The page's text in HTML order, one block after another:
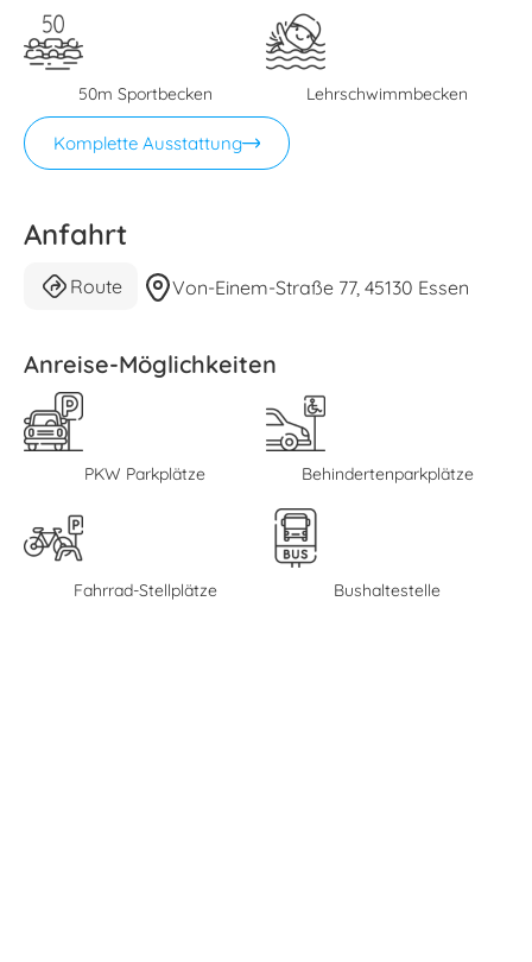
50m Sportbecken Lehrschwimmbecken
Komplette Ausstattung
Anfahrt
Route Von-Einem-Straße 77, 45130 Essen
Anreise-Möglichkeiten
PKW Parkplätze Behindertenparkplätze
Fahrrad-Stellplätze Bushaltestelle